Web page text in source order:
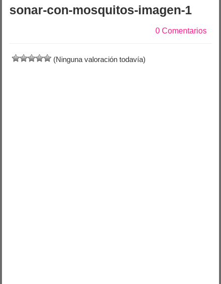
sonar-con-mosquitos-imagen-1
0 Comentarios
(Ninguna valoración todavía)